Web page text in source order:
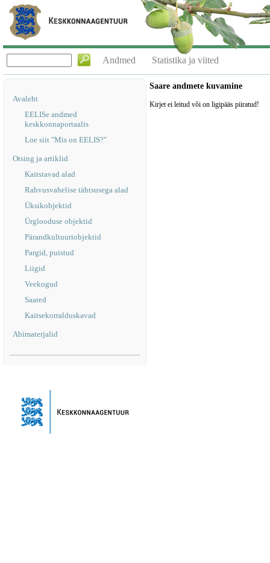
Andmed Statistika ja viited
Avaleht
EELISe andmed
keskkonnaportaalis
Loe siit "Mis on EELIS?"
Otsing ja artiklid
Kaitstavad alad
Rahvusvahelise tähtsusega alad
Üksikobjektid
Ürglooduse objektid
Pärandkultuuriobjektid
Pargid, puistud
Liigid
Veekogud
Saared
Kaitsekorralduskavad
Abimaterjalid
Saare andmete kuvamine
Kirjet ei leitud või on ligipääs piiratud!